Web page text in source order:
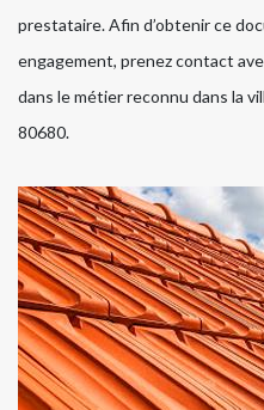
prestataire. Afin d’obtenir ce
engagement, prenez contact
dans le métier reconnu dans la
80680.